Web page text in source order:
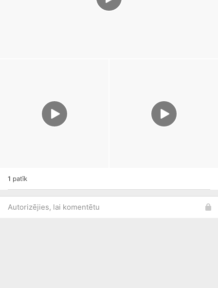
1 patīk
Autorizējies, lai komentētu